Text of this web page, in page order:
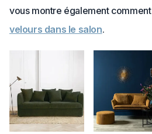
vous montre également comment
velours dans le salon.